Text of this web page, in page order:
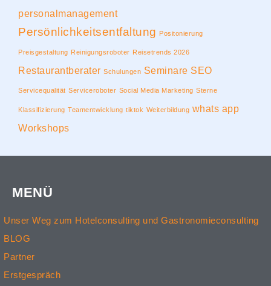
personalmanagement
Persönlichkeitsentfaltung Positonierung
Preisgestaltung Reinigungsroboter Reisetrends 2026
Restaurantberater Schulungen Seminare SEO
Servicequalität Serviceroboter Social Media Marketing Sterne
Klassifizierung Teamentwicklung tiktok Weiterbildung whats app
Workshops
MENÜ
Unser Weg zum Hotelconsulting und Gastronomieconsulting
BLOG
Partner
Erstgespräch